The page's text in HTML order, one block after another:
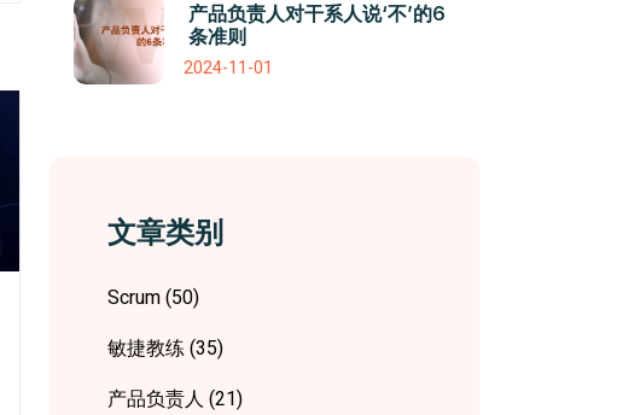
产品负责人对干系人说‘不’的6
条准则
2024-11-01
文章类别
Scrum(50)
敏捷教练(35)
产品负责人 (21)